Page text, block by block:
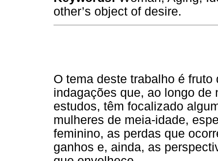
other’s object of desire.
O tema deste trabalho é
indagações que, ao longo
estudos, têm focalizado
mulheres de meia-idade,
feminino, as perdas que
ganhos e, ainda, as